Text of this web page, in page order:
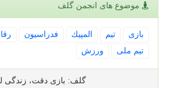
موضوع های انجمن گلف
بازی تیم المپیك فدراسیون
تیم ملی
ورزش
گلف: بازی دقت، زندگی